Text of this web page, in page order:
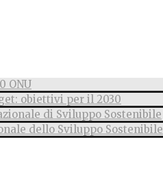
ONU
obiettivi per il 2030
di Sviluppo Sostenibile
dello Sviluppo Sostenibile